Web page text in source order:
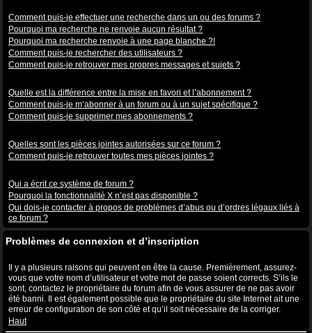
Comment puis-je effectuer une recherche dans un ou des forums ?
Pourquoi ma recherche ne renvoie aucun résultat ?
Pourquoi ma recherche renvoie à une page blanche ?!
Comment puis-je rechercher des utilisateurs ?
Comment puis-je retrouver mes propres messages et sujets ?
Quelle est la différence entre la mise en favori et l’abonnement ?
Comment puis-je m’abonner à un forum ou à un sujet spécifique ?
Comment puis-je supprimer mes abonnements ?
Quelles sont les pièces jointes autorisées sur ce forum ?
Comment puis-je retrouver toutes mes pièces jointes ?
Qui a écrit ce système de forum ?
Pourquoi la fonctionnalité X n’est pas disponible ?
Qui dois-je contacter à propos de problèmes d’abus ou d’ordres légaux liés à
ce forum ?
Problèmes de connexion et d’inscription
Il y a plusieurs raisons qui peuvent en être la cause. Premièrement, assurez-
vous que votre nom d’utilisateur et votre mot de passe soient corrects. S’ils le
sont, contactez le propriétaire du forum afin de vous assurer de ne pas avoir
été banni. Il est également possible que le propriétaire du site Internet ait une
erreur de configuration de son côté et qu’il soit nécessaire de la corriger.
Haut